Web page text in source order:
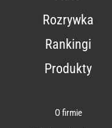
Rozrywka
Rankingi
Produkty
O firmie